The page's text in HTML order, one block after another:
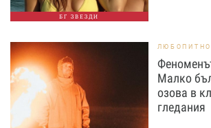
БГ ЗВЕЗДИ
ЛЮБОПИТНО
Малко
озова в
гледания